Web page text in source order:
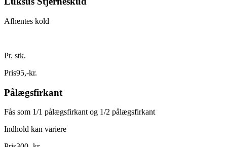
Afhentes kold
Pr. stk.
Pris95,-kr.
Pålægsfirkant
Fås som 1/1 pålægsfirkant og 1/2 pålægsfirkant
Indhold kan variere